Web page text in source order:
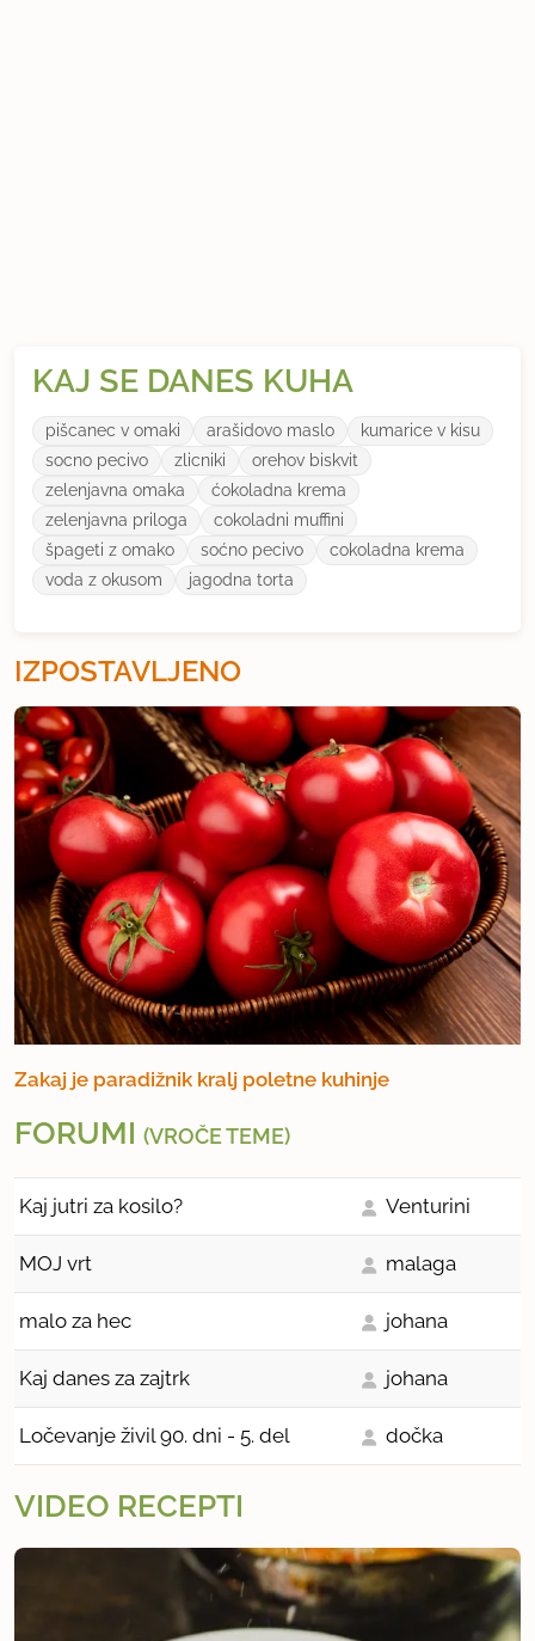
KAJ SE DANES KUHA
pišcanec v omaki arašidovo maslo
kumarice v kisu
socno pecivo
zlicniki
orehov biskvit
zelenjavna omaka
ćokoladna krema
zelenjavna priloga
cokoladni muffini
špageti z omako
soćno pecivo
cokoladna krema
voda z okusom
jagodna torta
IZPOSTAVLJENO
Zakaj je paradižnik kralj poletne kuhinje
FORUMI (VROČE TEME)
Kaj jutri za kosilo? Venturini
MOJ vrt malaga
malo za hec johana
Kaj danes za zajtrk johana
Ločevanje živil 90. dni - 5. del dočka
VIDEO RECEPTI